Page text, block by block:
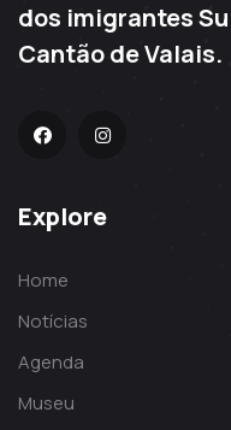
dos imigrantes
Cantão de Valais.
Explore
Home
Notícias
Agenda
Museu